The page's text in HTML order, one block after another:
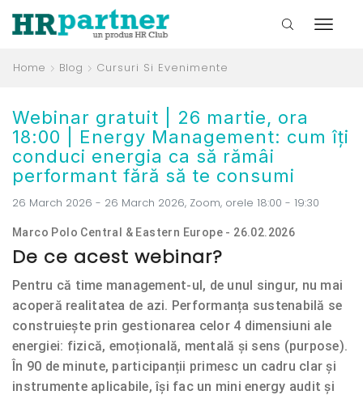
Home Blog Cursuri Si Evenimente
Webinar gratuit | 26 martie, ora
18:00 | Energy Management: cum îți
conduci energia ca să rămâi
performant fără să te consumi
26 March 2026 - 26 March 2026, Zoom, orele 18:00 - 19:30
Marco Polo Central & Eastern Europe - 26.02.2026
De ce acest webinar?
Pentru că time management-ul, de unul singur, nu mai
acoperă realitatea de azi. Performanța sustenabilă se
construiește prin gestionarea celor 4 dimensiuni ale
energiei: fizică, emoțională, mentală și sens (purpose).
În 90 de minute, participanții primesc un cadru clar și
instrumente aplicabile, își fac un mini energy audit și